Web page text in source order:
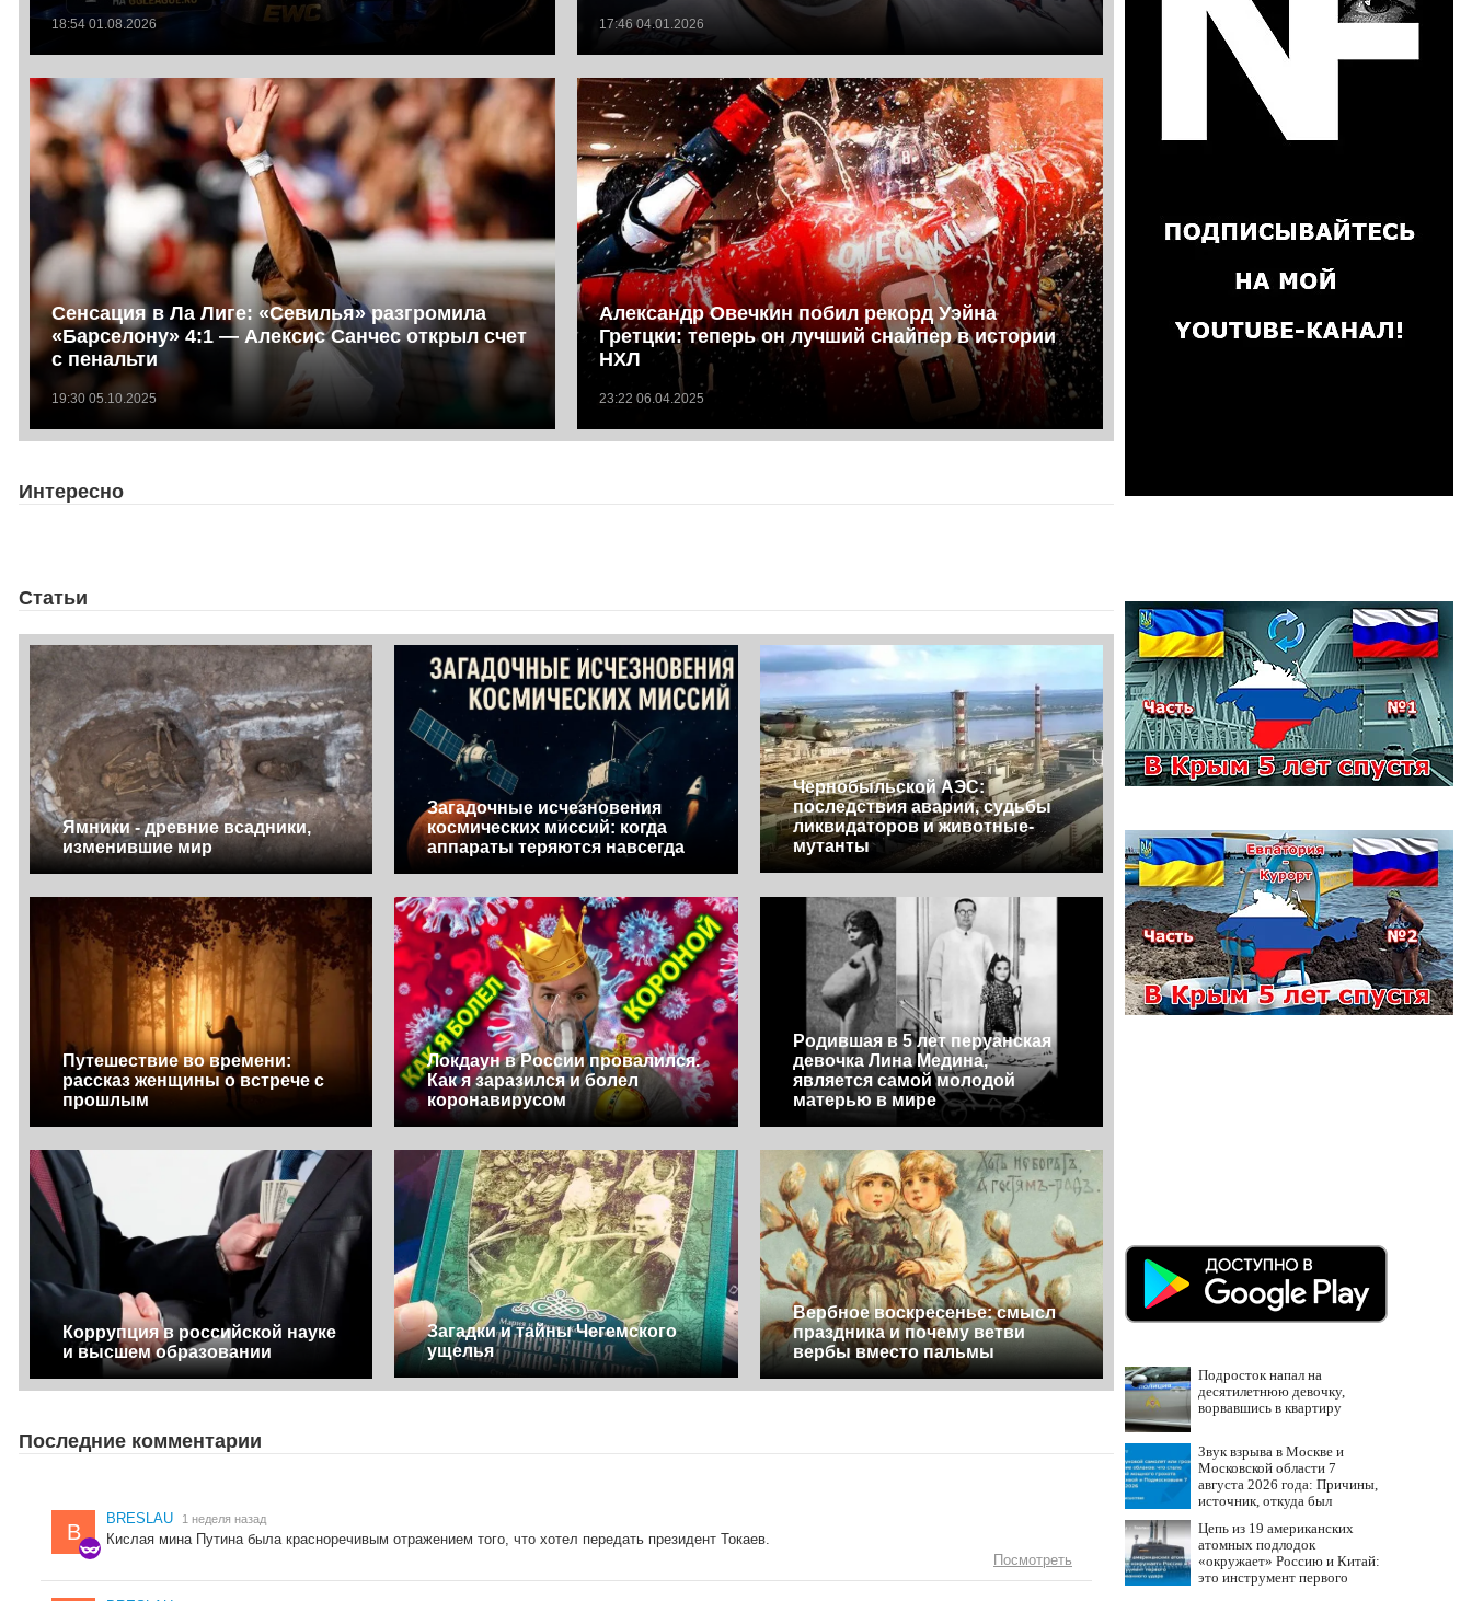
18:54 01.08.2026 17:46 04.01.2026
Сенсация в Ла Лиге: «Севилья» разгромила
«Барселону» 4:1 — Алексис Санчес открыл счет
с пенальти
19:30 05.10.2025
Александр Овечкин побил рекорд Уэйна
Гретцки: теперь он лучший снайпер в истории
НХЛ
23:22 06.04.2025
Интересно
Статьи
Ямники - древние всадники,
изменившие мир
Загадочные исчезновения
космических миссий: когда
аппараты теряются навсегда
Чернобыльской АЭС:
последствия аварии, судьбы
ликвидаторов и животные-
мутанты
Путешествие во времени:
рассказ женщины о встрече с
прошлым
Локдаун в России провалился.
Как я заразился и болел
коронавирусом
Родившая в 5 лет перуанская
девочка Лина Медина,
является самой молодой
матерью в мире
Коррупция в российской науке
и высшем образовании
Загадки и тайны Чегемского
ущелья
Вербное воскресенье: смысл
праздника и почему ветви
вербы вместо пальмы
Последние комментарии
B
BRESLAU 1 неделя назад
Кислая мина Путина была красноречивым отражением того, что хотел передать президент Токаев.
Посмотреть
Подросток напал на
десятилетнюю девочку,
ворвавшись в квартиру
Звук взрыва в Москве и
Московской области 7
августа 2026 года: Причины,
источник, откуда был
Цепь из 19 американских
атомных подлодок
«окружает» Россию и Китай:
это инструмент первого